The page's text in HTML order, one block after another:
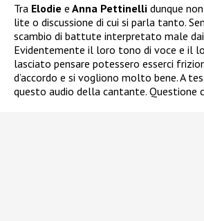
Tra Elodie e Anna Pettinelli dunque
lite o discussione di cui si parla tanto.
scambio di battute interpretato male
Evidentemente il loro tono di voce e il
lasciato pensare potessero esserci
d’accordo e si vogliono molto bene. A
questo audio della cantante. Questione